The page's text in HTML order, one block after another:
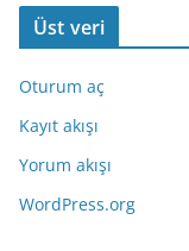
Üst veri
Oturum aç
Kayıt akışı
Yorum akışı
WordPress.org